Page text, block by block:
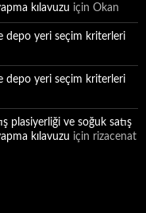
kılavuzu için Okan
depo yeri seçim kriterleri
depo yeri seçim kriterleri
plasiyerliği ve soğuk satış
kılavuzu için rizacenat